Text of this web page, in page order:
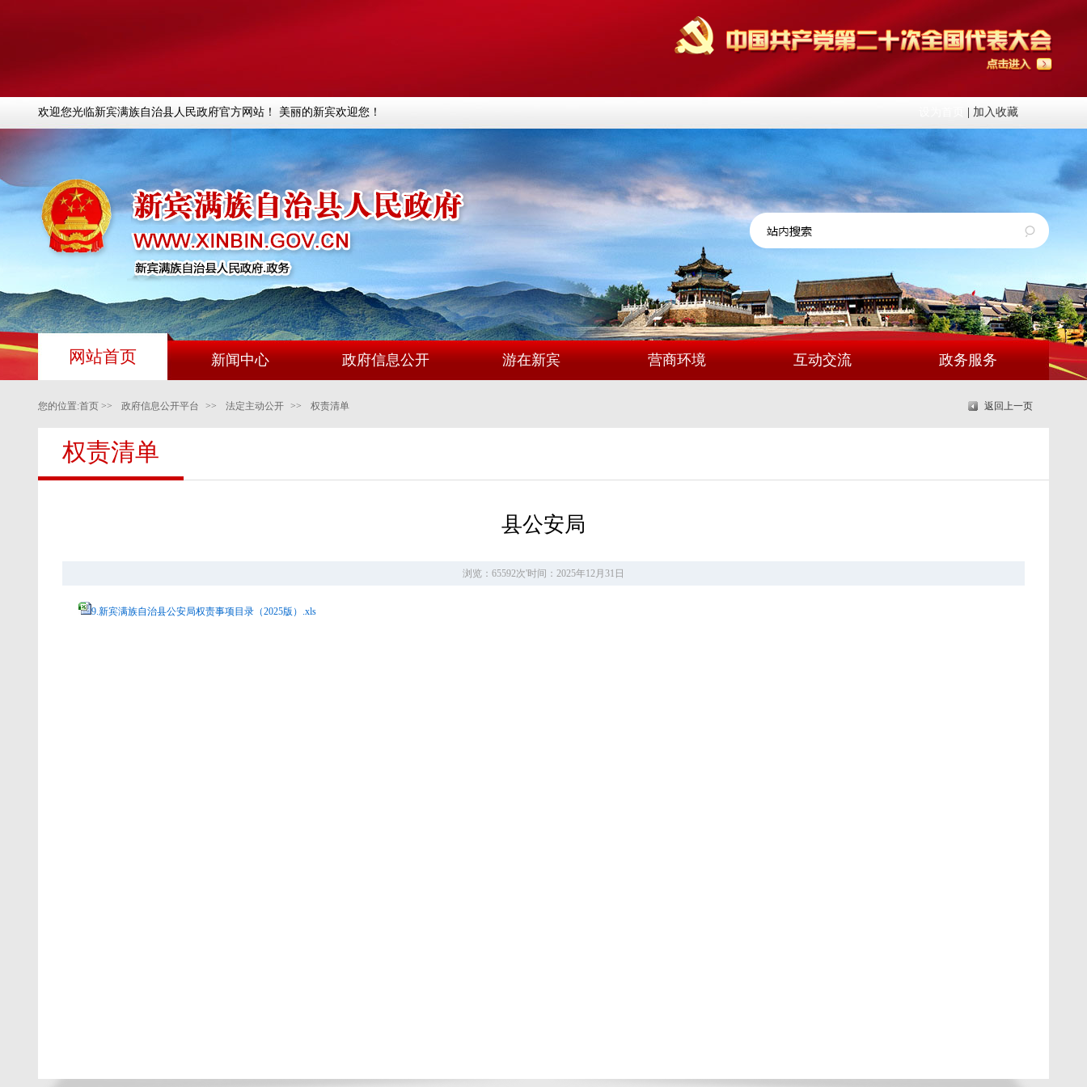
欢迎您光临新宾满族自治县人民政府官方网站！ 美丽的新宾欢迎您！ 加入收藏
网站首页 新闻中心 政府信息公开 游在新宾 营商环境 互动交流 政务服务
您的位置:首页 >> 政府信息公开平台 >> 法定主动公开 >> 权责清单 返回上一页
权责清单
县公安局
浏览：65592次'时间：2025年12月31日
9.新宾满族自治县公安局权责事项目录（2025版）.xls